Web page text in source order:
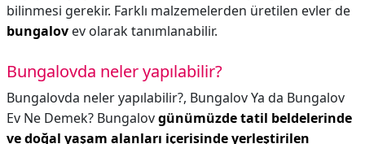
bilinmesi gerekir. Farklı malzemelerden üretilen evler de
bungalov ev olarak tanımlanabilir.
Bungalovda neler yapılabilir?
Bungalovda neler yapılabilir?, Bungalov Ya da Bungalov
Ev Ne Demek? Bungalovgünümüzde tatil beldelerinde
ve doğal yaşam alanları içerisinde yerleştirilen